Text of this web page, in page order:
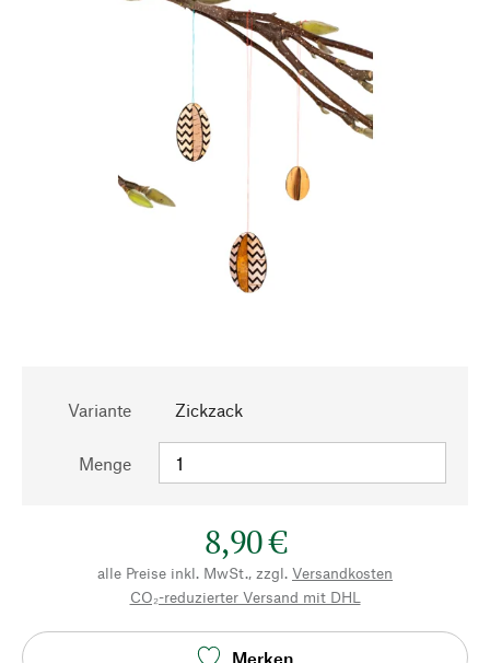
Variante Zickzack
Menge
8,90 €
alle Preise inkl. MwSt., zzgl. Versandkosten
CO₂-reduzierter Versand mit DHL
Merken